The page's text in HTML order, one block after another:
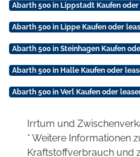
Abarth 500 in Lippstadt Kaufen oder
Abarth 500 in Lippe Kaufen oder
Abarth 500 in Steinhagen Kaufen
Abarth 500 in Halle Kaufen oder
Abarth 500 in Verl Kaufen oder
Irrtum und
* Weitere Informationen
Kraftstoffverbrauch und